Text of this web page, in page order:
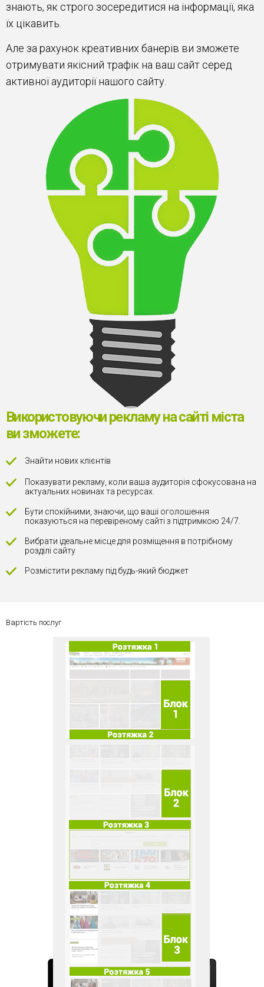
знають, як строго зосередитися на інформації, яка
їх цікавить.
Але за рахунок креативних банерів ви зможете
отримувати якісний трафік на ваш сайт серед
активної аудиторії нашого сайту.
Використовуючи рекламу на сайті міста
ви зможете:
Знайти нових клієнтів
Показувати рекламу, коли ваша аудиторія сфокусована на
актуальних новинах та ресурсах.
Бути спокійними, знаючи, що ваші оголошення
показуються на перевіреному сайті з підтримкою 24/7.
Вибрати ідеальне місце для розміщення в потрібному
розділі сайту
Розмістити рекламу під будь-який бюджет
Вартість послуг